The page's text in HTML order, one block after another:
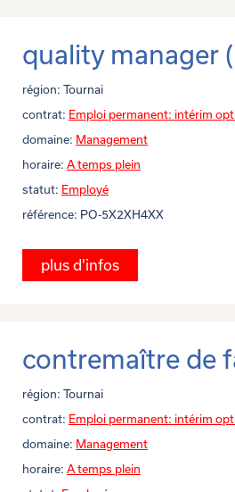
quality manager
région: Tournai
contrat: Emploi permanent: intérim
domaine: Management
horaire: A temps plein
statut: Employé
référence: PO-5X2XH4XX
plus d'infos
contremaître de
région: Tournai
contrat: Emploi permanent: intérim
domaine: Management
horaire: A temps plein